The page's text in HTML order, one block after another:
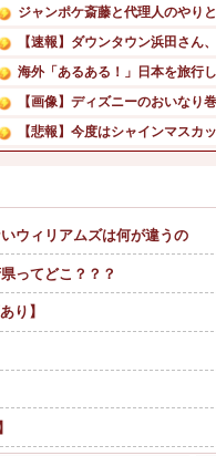
ジャンポケ斎藤と代理人のやり
【速報】ダウンタウン浜田さん
海外「あるある！」日本を旅行
【画像】ディズニーのおいなり
【悲報】今度はシャインマスカ
韓国人「韓国サッカー協会の性
ダイアンのじゃない方がユース
【悲報】円安容認派「円安は輸
ウィリアムズは何が違うの
ってどこ？？？
り】